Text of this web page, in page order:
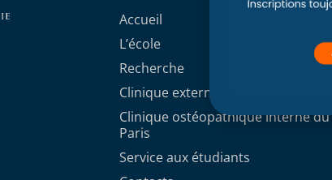
Accueil
L’école
Recherche
Clinique externe
Clinique ostéopathique interne du
Paris
Service aux étudiants